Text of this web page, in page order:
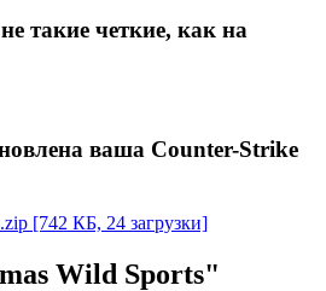
такие четкие, как на
ваша Counter-Strike
[742 КБ, 24 загрузки]
Wild Sports"